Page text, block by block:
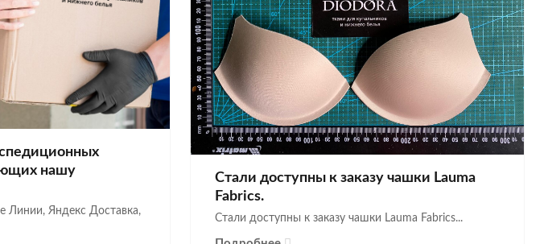
нашу
Линии, Яндекс Доставка,
Стали доступны к заказу чашки Lauma
Fabrics.
Стали доступны к заказу чашки Lauma Fabrics...